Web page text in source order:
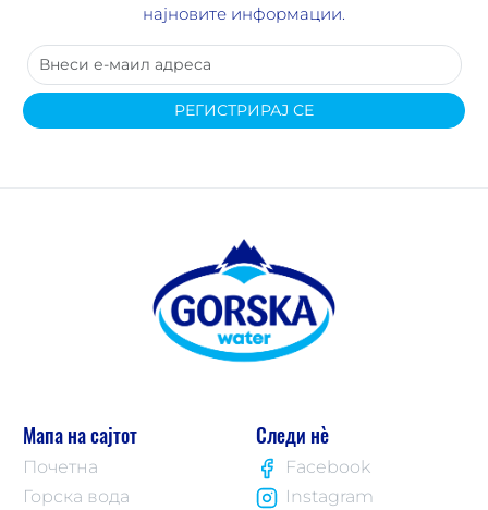
најновите информации.
РЕГИСТРИРАЈ СЕ
Мапа на сајтот
Почетна
Горска вода
Следи нè
Facebook
Instagram